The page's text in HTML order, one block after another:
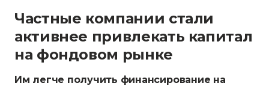
Частные компании стали
активнее привлекать капитал
на фондовом рынке
Им легче получить финансирование на